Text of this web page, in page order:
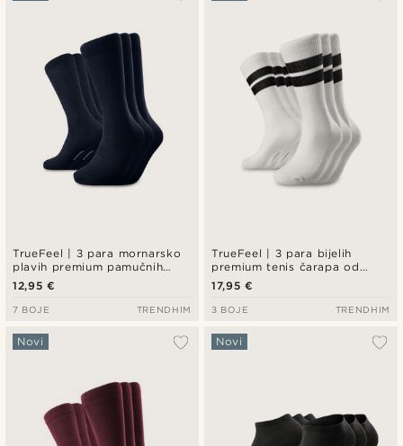
TrueFeel | 3 para mornarsko
plavih premium pamučnih
čarapa iznad gležnja
12,95 €
7 BOJE TRENDHIM
TrueFeel | 3 para bijelih
premium tenis čarapa od
pamuka – crni prugasti detalj
17,95 €
3 BOJE TRENDHIM
Novi Novi